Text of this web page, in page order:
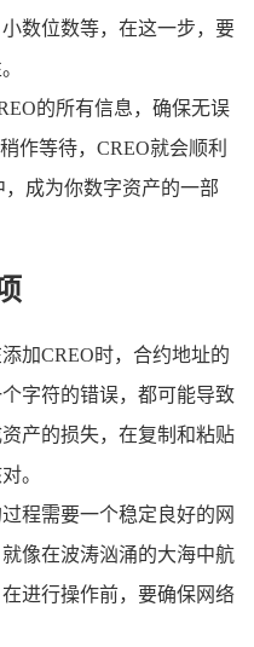
数位数等，在这一步，要
的所有信息，确保无误
作等待，CREO就会顺利
成为你数字资产的一部
添加CREO时，合约地址的
字符的错误，都可能导致
产的损失，在复制和粘贴
。
程需要一个稳定良好的网
像在波涛汹涌的大海中航
进行操作前，要确保网络